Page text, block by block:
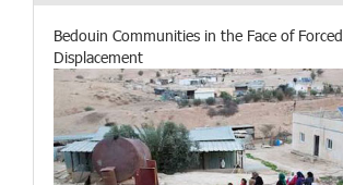
Bedouin Communities in the Face of Forced
Displacement